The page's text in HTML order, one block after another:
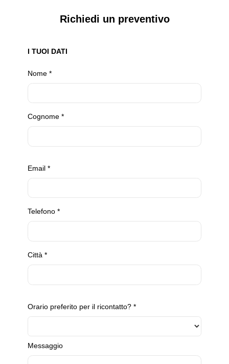
Richiedi un preventivo
I TUOI DATI
Nome *
Cognome *
Email *
Telefono *
Città *
Orario preferito per il ricontatto? *
Messaggio